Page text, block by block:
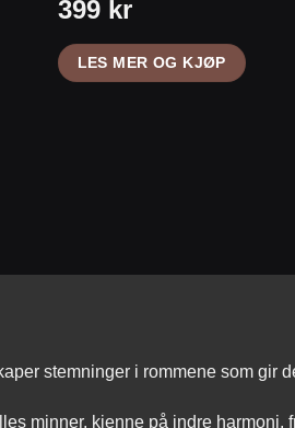
LES MER OG KJØP
stemninger i rommene som gir
minner, kjenne på indre